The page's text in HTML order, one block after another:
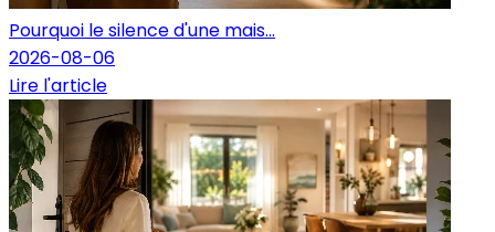
Pourquoi le silence d'une mais...
2026-08-06
Lire l'article